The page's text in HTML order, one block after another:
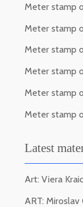
Meter stamp
Meter stamp
Meter stamp
Meter stamp
Meter stamp
Meter stamp
Latest
Art: Viera
ART: